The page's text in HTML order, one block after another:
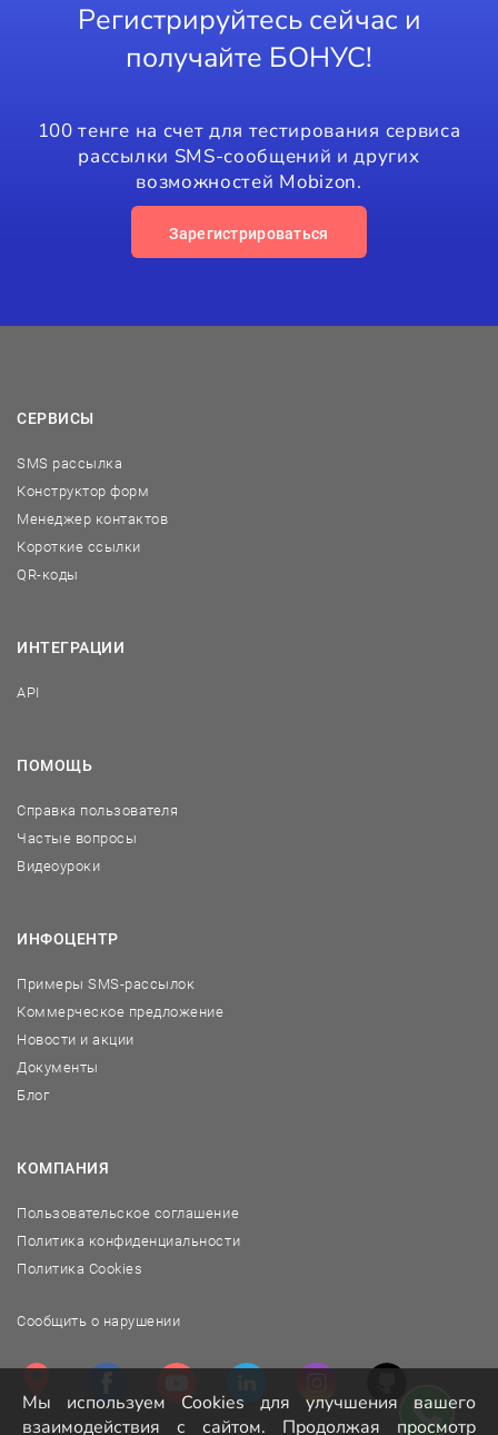
Регистрируйтесь сейчас и
получайте БОНУС!
100 тенге на счет для тестирования сервиса
рассылки SMS-сообщений и других
возможностей Mobizon.
Зарегистрироваться
СЕРВИСЫ
SMS рассылка
Конструктор форм
Менеджер контактов
Короткие ссылки
QR-коды
ИНТЕГРАЦИИ
API
ПОМОЩЬ
Справка пользователя
Частые вопросы
Видеоуроки
ИНФОЦЕНТР
Примеры SMS-рассылок
Коммерческое предложение
Новости и акции
Документы
Блог
КОМПАНИЯ
Пользовательское соглашение
Политика конфиденциальности
Политика Cookies
Сообщить о нарушении
Мы используем Cookies для улучшения вашего
взаимодействия с сайтом. Продолжая просмотр